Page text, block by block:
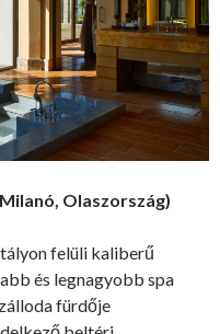
Olaszország)
felüli kaliberű
és legnagyobb spa
fürdője